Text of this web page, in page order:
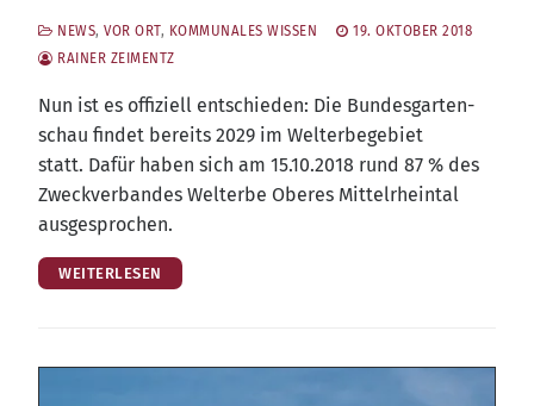
NEWS, VOR ORT, KOMMUNALES WISSEN
19. OKTOBER 2018
RAINER ZEIMENTZ
Nun ist es offi­zi­ell ent­schie­den: Die Bun­des­gar­ten­
schau fin­det bereits 2029 im Welt­erbe­ge­biet
statt. Dafür haben sich am 15.10.2018 rund 87 % des
Zweck­ver­ban­des Welt­erbe Obe­res Mit­tel­rhein­tal
ausgesprochen.
WEITERLESEN